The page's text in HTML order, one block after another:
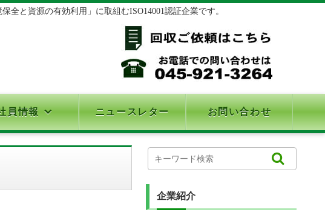
と資源の有効利用」に取組むISO14001認証企業です。
員情報 ニュースレター お問い合わせ
企業紹介